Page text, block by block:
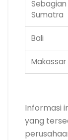
Sebagian
Sumatra
Bali
Makassar
Informasi
yang